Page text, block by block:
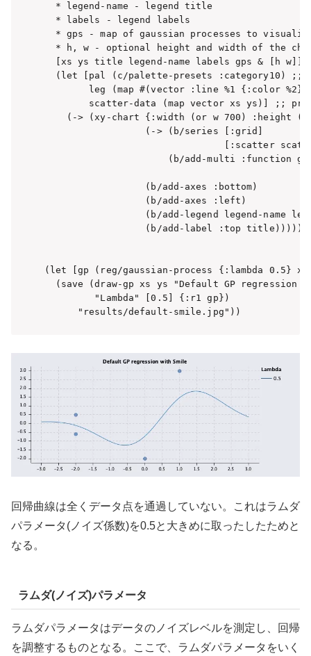
  * legend-name - legend title
  * labels - legend labels
* gps - map of gaussian processes to
* h, w - optional height and width of the
  [xs ys title legend-name labels gps & [h w]]
(let [pal (c/palette-presets :category10) ;;
leg (map #(vector :line %1 {:color
scatter-data (map vector xs ys)] ;;
(-> (xy-chart {:width (or w 700) :height
                  (-> (b/series [:grid]
[:scatter
(b/add-multi :function
                  (b/add-axes :bottom)
                  (b/add-axes :left)
(b/add-legend legend-name
(b/add-label :top title)))))
(let [gp (reg/gaussian-process {:lambda 0.5}
(save (draw-gp xs ys "Default GP regression
         "Lambda" [0.5] {:r1 gp})
      "results/default-smile.jpg"))
回帰曲線は全くデータ点を通過していない。これはラムダ
パラメータ(ノイズ係数)を0.5と大きめに取ったしたためと
なる。
ラムダ(ノイズ)パラメータ
ラムダパラメータはデータのノイズレベルを測定し、回帰
を調整するものとなる。ここで、ラムダパラメータをいく